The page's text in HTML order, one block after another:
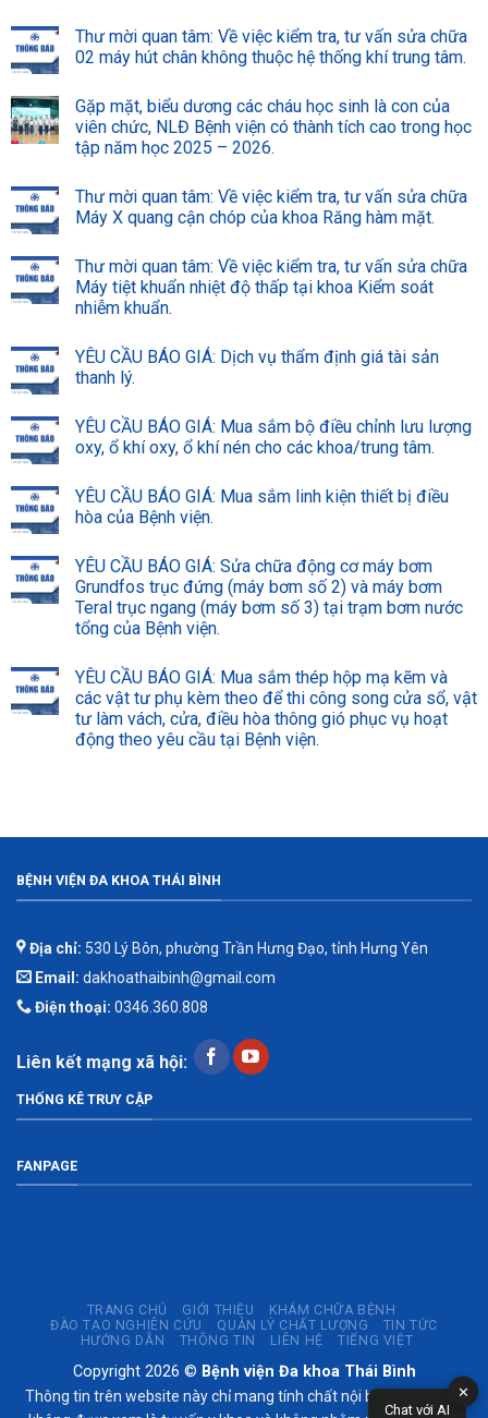
Thư mời quan tâm: Về việc kiểm tra, tư vấn sửa chữa
02 máy hút chân không thuộc hệ thống khí trung tâm.
Gặp mặt, biểu dương các cháu học sinh là con của
viên chức, NLĐ Bệnh viện có thành tích cao trong học
tập năm học 2025 – 2026.
Thư mời quan tâm: Về việc kiểm tra, tư vấn sửa chữa
Máy X quang cận chóp của khoa Răng hàm mặt.
Thư mời quan tâm: Về việc kiểm tra, tư vấn sửa chữa
Máy tiệt khuẩn nhiệt độ thấp tại khoa Kiểm soát
nhiễm khuẩn.
YÊU CẦU BÁO GIÁ: Dịch vụ thẩm định giá tài sản
thanh lý.
YÊU CẦU BÁO GIÁ: Mua sắm bộ điều chỉnh lưu lượng
oxy, ổ khí oxy, ổ khí nén cho các khoa/trung tâm.
YÊU CẦU BÁO GIÁ: Mua sắm linh kiện thiết bị điều
hòa của Bệnh viện.
YÊU CẦU BÁO GIÁ: Sửa chữa động cơ máy bơm
Grundfos trục đứng (máy bơm số 2) và máy bơm
Teral trục ngang (máy bơm số 3) tại trạm bơm nước
tổng của Bệnh viện.
YÊU CẦU BÁO GIÁ: Mua sắm thép hộp mạ kẽm và
các vật tư phụ kèm theo để thi công song cửa sổ, vật
tư làm vách, cửa, điều hòa thông gió phục vụ hoạt
động theo yêu cầu tại Bệnh viện.
BỆNH VIỆN ĐA KHOA THÁI BÌNH
Địa chỉ: 530 Lý Bôn, phường Trần Hưng Đạo, tỉnh Hưng Yên
Email: dakhoathaibinh@gmail.com
Điện thoại: 0346.360.808
Liên kết mạng xã hội:
THỐNG KÊ TRUY CẬP
FANPAGE
TRANG CHỦ GIỚI THIỆU
KHÁM CHỮA BỆNH
ĐÀO TẠO NGHIÊN CỨU
QUẢN LÝ CHẤT LƯỢNG
TIN TỨC
HƯỚNG DẪN
THÔNG TIN LIÊN HỆ TIẾNG VIỆT
Copyright 2026 © Bệnh viện Đa khoa Thái Bình
Thông tin trên website này chỉ mang tính chất nội bộ tham khảo;✕
Chat với AI